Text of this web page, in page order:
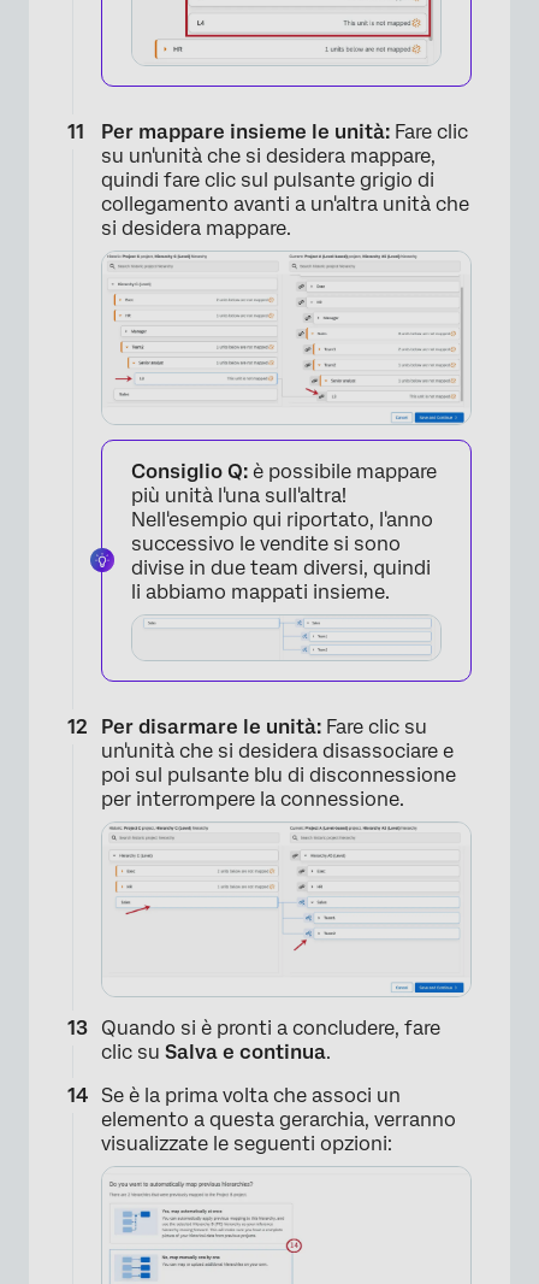
×
Per mappare insieme le unità: Fare clic
su un'unità che si desidera mappare,
quindi fare clic sul pulsante grigio di
collegamento avanti a un'altra unità che
si desidera mappare.
Consiglio Q: è possibile mappare
più unità l'una sull'altra!
Nell'esempio qui riportato, l'anno
successivo le vendite si sono
divise in due team diversi, quindi
li abbiamo mappati insieme.
Per disarmare le unità: Fare clic su
un'unità che si desidera disassociare e
poi sul pulsante blu di disconnessione
per interrompere la connessione.
Quando si è pronti a concludere, fare
clic su Salva e continua.
Se è la prima volta che associ un
elemento a questa gerarchia, verranno
visualizzate le seguenti opzioni: